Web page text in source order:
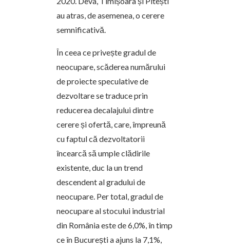
au atras, de asemenea, o cerere
semnificativă.
În ceea ce privește gradul de
neocupare, scăderea numărului
de proiecte speculative de
dezvoltare se traduce prin
reducerea decalajului dintre
cerere și ofertă, care, împreună
cu faptul că dezvoltatorii
încearcă să umple clădirile
existente, duc la un trend
descendent al gradului de
neocupare. Per total, gradul de
neocupare al stocului industrial
din România este de 6,0%, în timp
ce în București a ajuns la 7,1%,